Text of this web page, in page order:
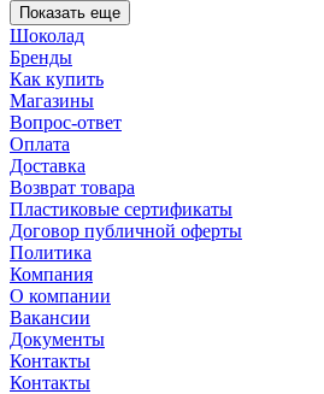
Показать еще
Шоколад
Бренды
Как купить
Магазины
Вопрос-ответ
Оплата
Доставка
Возврат товара
Пластиковые сертификаты
Договор публичной оферты
Политика
Компания
О компании
Вакансии
Документы
Контакты
Контакты